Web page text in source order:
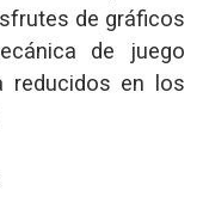
de gráficos
de juego
reducidos en los